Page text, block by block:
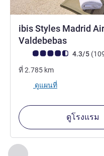
ก่อนหน้า - สถานประก
หน้า1 , สถานประก
ibis Styles Madrid
Valdebebas
คะแนนความคิดเห็นจากแขก
4.3/5
ที่2.785 km
ดูแผนที่
ดูโรงแรม